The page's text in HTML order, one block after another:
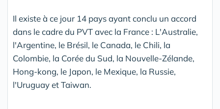
Il existe à ce jour 14 pays ayant conclu un accord
dans le cadre du PVT avec la France : L'Australie,
l'Argentine, le Brésil, le Canada, le Chili, la
Colombie, la Corée du Sud, la Nouvelle-Zélande,
Hong-kong, le Japon, le Mexique, la Russie,
l'Uruguay et Taiwan.